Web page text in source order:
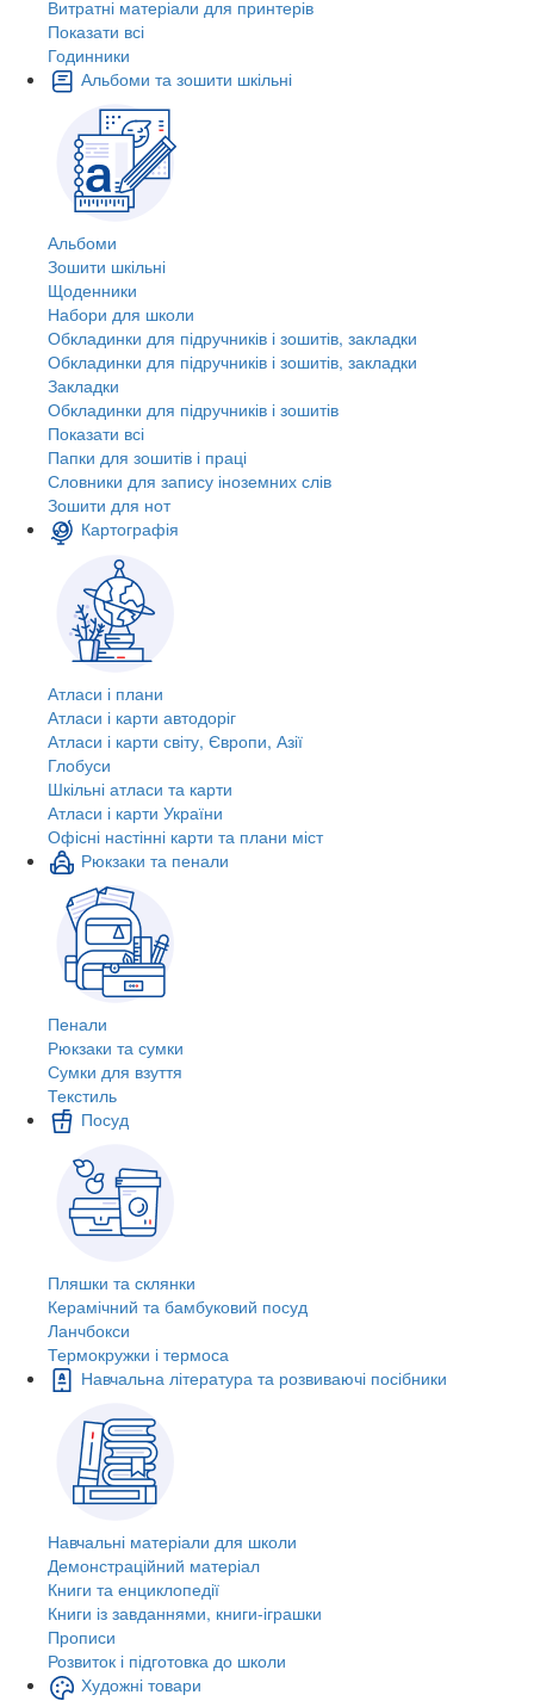
Витратні матеріали для принтерів
Показати всі
Годинники
Альбоми та зошити шкільні
Альбоми
Зошити шкільні
Щоденники
Набори для школи
Обкладинки для підручників і зошитів, закладки
Обкладинки для підручників і зошитів, закладки
Закладки
Обкладинки для підручників і зошитів
Показати всі
Папки для зошитів і праці
Словники для запису іноземних слів
Зошити для нот
Картографія
Атласи і плани
Атласи і карти автодоріг
Атласи і карти світу, Європи, Азії
Глобуси
Шкільні атласи та карти
Атласи і карти України
Офісні настінні карти та плани міст
Рюкзаки та пенали
Пенали
Рюкзаки та сумки
Сумки для взуття
Текстиль
Посуд
Пляшки та склянки
Керамічний та бамбуковий посуд
Ланчбокси
Термокружки і термоса
Навчальна література та розвиваючі посібники
Навчальні матеріали для школи
Демонстраційний матеріал
Книги та енциклопедії
Книги із завданнями, книги-іграшки
Прописи
Розвиток і підготовка до школи
Художні товари